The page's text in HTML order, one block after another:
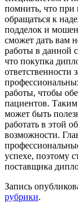
помнить, что при
обращаться к
подделок и
сможет дать вам
работы в данной
что покупка
ответственности
работы, чтобы
пациентов.
может быть
работать в этой
возможности.
успехе, поэтому
поставщика
Запись
рубрики.